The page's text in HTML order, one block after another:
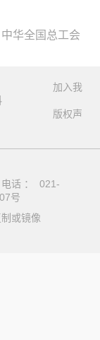
中华全国总工会
加入我
版权声
话 ： 021-
号
或镜像